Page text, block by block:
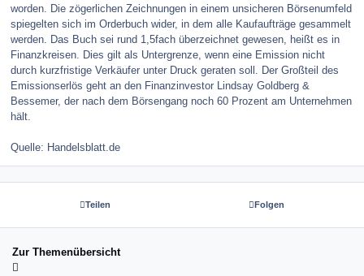
worden. Die zögerlichen Zeichnungen in einem unsicheren Börsenumfeld
spiegelten sich im Orderbuch wider, in dem alle Kaufaufträge gesammelt
werden. Das Buch sei rund 1,5fach überzeichnet gewesen, heißt es in
Finanzkreisen. Dies gilt als Untergrenze, wenn eine Emission nicht
durch kurzfristige Verkäufer unter Druck geraten soll. Der Großteil des
Emissionserlös geht an den Finanzinvestor Lindsay Goldberg &
Bessemer, der nach dem Börsengang noch 60 Prozent am Unternehmen
hält.
Quelle: Handelsblatt.de
Teilen Folgen
Zur Themenübersicht